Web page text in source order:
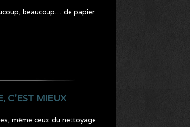
beaucoup… de papier.
C’EST MIEUX
même ceux du nettoyage